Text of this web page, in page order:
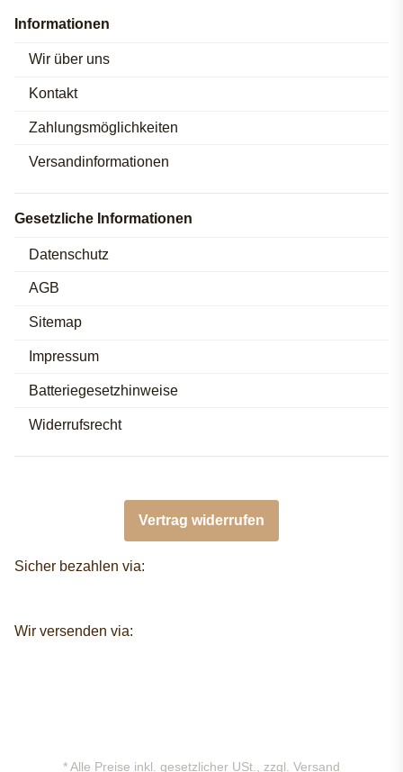
Informationen
Wir über uns
Kontakt
Zahlungsmöglichkeiten
Versandinformationen
Gesetzliche Informationen
Datenschutz
AGB
Sitemap
Impressum
Batteriegesetzhinweise
Widerrufsrecht
Vertrag widerrufen
Sicher bezahlen via:
Wir versenden via:
* Alle Preise inkl. gesetzlicher USt., zzgl. Versand